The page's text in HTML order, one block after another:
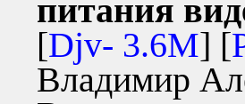
ней
достижениях в
техники и
питания
[Djv- 3.6M] [
Владимир